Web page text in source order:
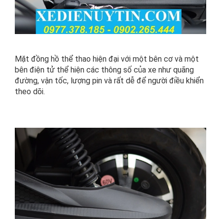
Mặt đồng hồ thể thao hiện đại với một bên cơ và một
bên điện tử thể hiện các thông số của xe như quãng
đường, vận tốc, lượng pin và rất dễ để người điều khiển
theo dõi.